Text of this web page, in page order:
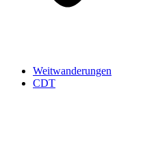
Weitwanderungen
CDT